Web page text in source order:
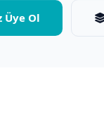
Üye Ol